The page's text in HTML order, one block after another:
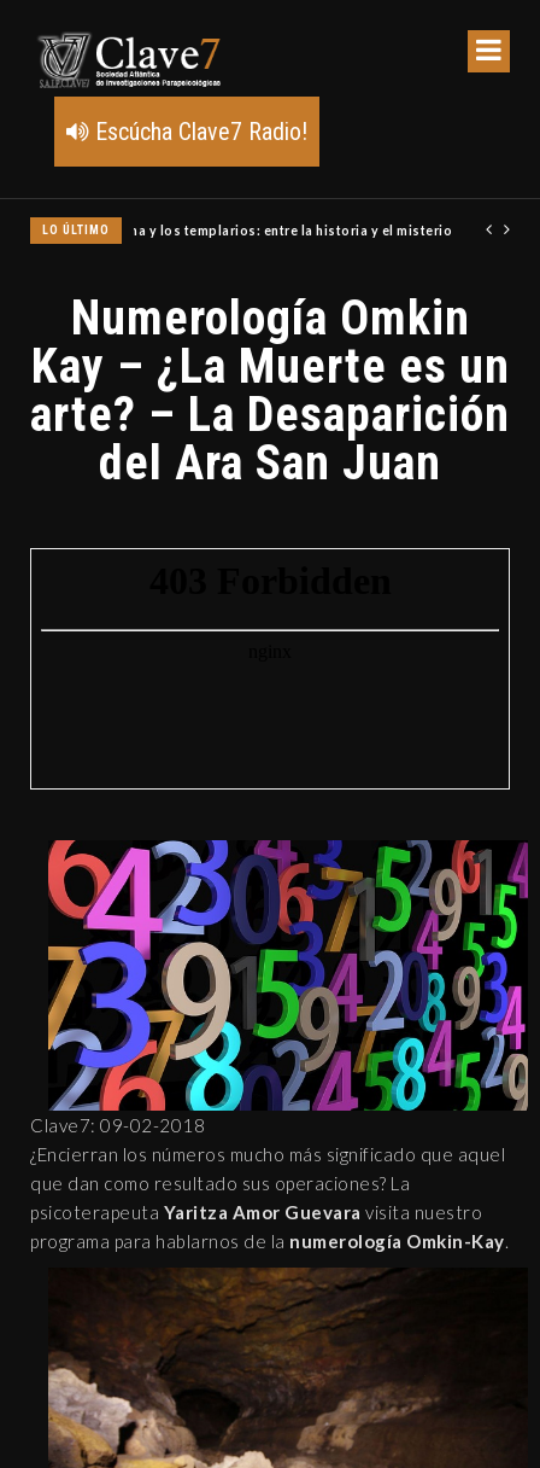
Escúcha Clave7 Radio!
LO ÚLTIMO Un meteoro explota sobre Estados Unidos y abre la pista
Numerología Omkin
Kay – ¿La Muerte es un
arte? – La Desaparición
del Ara San Juan
Clave7: 09-02-2018
¿Encierran los números mucho más significado que aquel
que dan como resultado sus operaciones? La
psicoterapeuta Yaritza Amor Guevara visita nuestro
programa para hablarnos de la numerología Omkin-Kay.